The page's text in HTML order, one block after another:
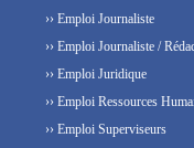
›› Emploi Journaliste
›› Emploi Journaliste /
›› Emploi Juridique
›› Emploi Ressources
›› Emploi Superviseurs